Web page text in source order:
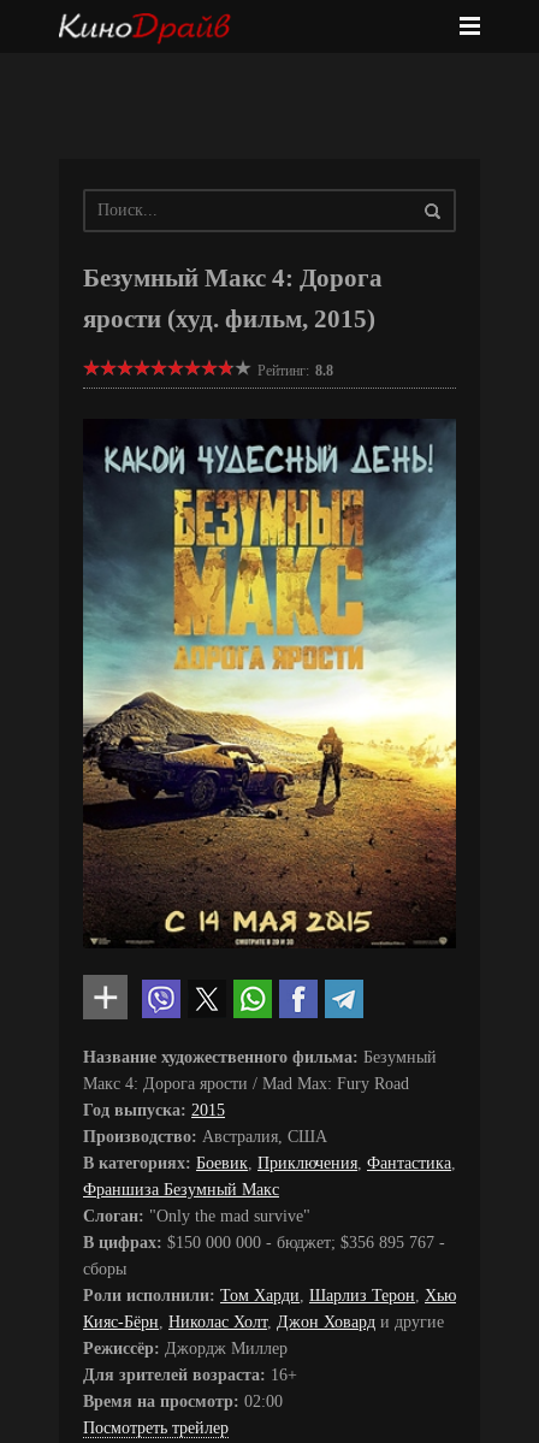
Безумный Макс 4: Дорога
ярости (худ. фильм, 2015)
Рейтинг: 8.8
Название художественного фильма: Безумный
Макс 4: Дорога ярости / Mad Max: Fury Road
Год выпуска: 2015
Производство: Австралия, США
В категориях: Боевик Приключения Фантастика
Франшиза Безумный Макс
Слоган: "Only the mad survive"
В цифрах: $150 000 000 - бюджет; $356 895 767 -
сборы
Роли исполнили: Том Харди Шарлиз Терон
Хью
Кияс-Бёрн Николас Холт, Джон Ховард и другие
Режиссёр: Джордж Миллер
Для зрителей возраста: 16+
Время на просмотр: 02:00
Посмотреть трейлер